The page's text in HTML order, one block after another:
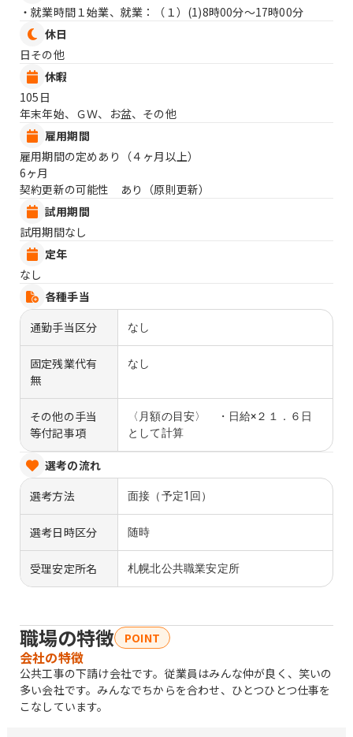
・就業時間１始業、就業：（１） (1)8時00分〜17時00分
休日
日その他
休暇
105日
年末年始、ＧＷ、お盆、その他
雇用期間
雇用期間の定めあり（４ヶ月以上）
6ヶ月
契約更新の可能性 あり（原則更新）
試用期間
試用期間なし
定年
なし
各種手当
通勤手当区分
なし
固定残業代有
無
なし
その他の手当
等付記事項
〈月額の目安〉 ・日給×２１．６日
として計算
選考の流れ
選考方法
面接（予定1回）
選考日時区分 随時
受理安定所名 札幌北公共職業安定所
職場の特徴 POINT
会社の特徴
公共工事の下請け会社です。従業員はみんな仲が良く、笑いの
多い会社です。みんなでちからを合わせ、ひとつひとつ仕事を
こなしています。